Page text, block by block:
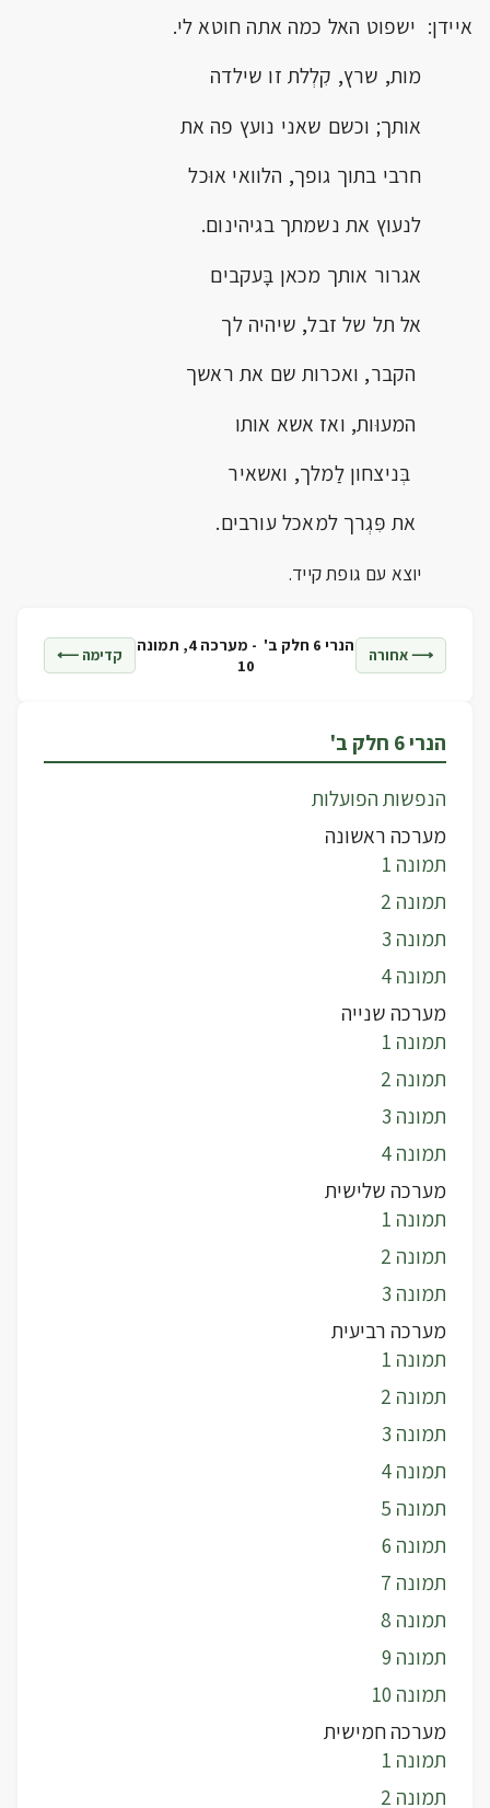
איידן: ישפוט האל כמה אתה חוטא לי.
מות, שרץ, קִלְלת זו שילדה
אותך; וכשם שאני נועץ פה את
חרבי בתוך גופך, הלוואי אוּכל
לנעוץ את נשמתך בגיהינום.
אגרור אותך מכאן בָּעקבים
אל תל של זבל, שיהיה לך
הקבר, ואכרות שם את ראשך
המעוּות, ואז אשא אותו
בְּניצחון לַמלך, ואשאיר
את פִּגְרך למאכל עורבים.
יוצא עם גופת קייד.
⟶ אחורה הנרי 6 חלק ב' -
מערכה 4, תמונה
10
קדימה ⟵
הנרי 6 חלק ב'
הנפשות הפועלות
מערכה ראשונה
תמונה 1
תמונה 2
תמונה 3
תמונה 4
מערכה שנייה
תמונה 1
תמונה 2
תמונה 3
תמונה 4
מערכה שלישית
תמונה 1
תמונה 2
תמונה 3
מערכה רביעית
תמונה 1
תמונה 2
תמונה 3
תמונה 4
תמונה 5
תמונה 6
תמונה 7
תמונה 8
תמונה 9
תמונה 10
מערכה חמישית
תמונה 1
תמונה 2